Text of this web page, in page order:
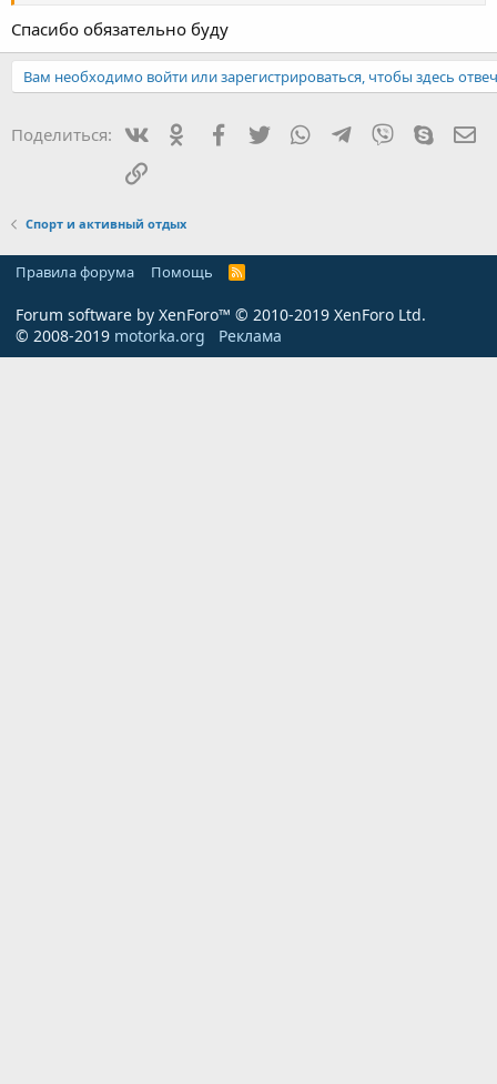
Спасибо обязательно буду
Вам необходимо войти или зарегистрироваться, чтобы здесь
Поделиться: ВконтактеОдноклассники
Facebook
TwitterWhatsAppTelegram
Viber Skype
Ссылка
Спорт и активный отдых
Правила форума Помощь
R
Forum software by XenForo™ © 2010-2019 XenForo Ltd.
© 2008-2019 motorka.org Реклама